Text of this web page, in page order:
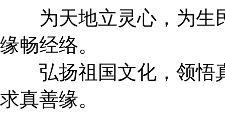
为天地立灵心，为生
缘畅经络。
弘扬祖国文化，领悟
求真善缘。